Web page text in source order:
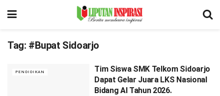
Tag: #Bupat Sidoarjo
PENDIDIKAN
Tim Siswa SMK Telkom Sidoarjo
Dapat Gelar Juara LKS Nasional
Bidang AI Tahun 2026.